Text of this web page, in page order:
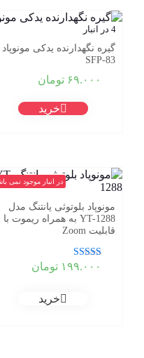
گیره نگهدارنده یدکی مونوپاد
SFP-83
۶۹.۰۰۰ تومان
خرید
در انبار موجود نمی باشد
مونوپاد بلوتوثی یانتنگ مدل
YT-1288 به همراه ریموت با
قابلیت Zoom
نمره
۱۹۹.۰۰۰ تومان
خرید